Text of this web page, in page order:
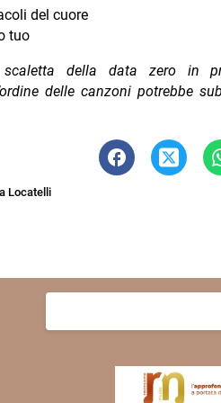
del cuore
tuo
della data zero in
delle canzoni potrebbe
Locatelli